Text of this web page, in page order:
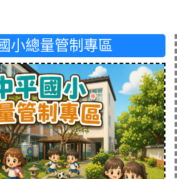
小總量管制專區